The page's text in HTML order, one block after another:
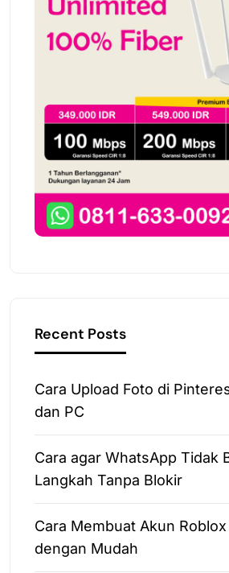
Recent Posts
Cara Upload Foto di
dan PC
Cara agar WhatsApp Tidak
Langkah Tanpa Blokir
Cara Membuat Akun
dengan Mudah